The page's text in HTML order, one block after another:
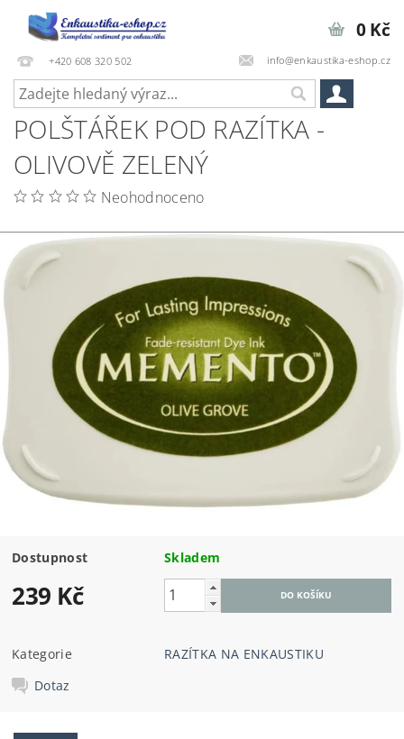
+420 608 320 502 info@enkaustika-eshop.cz
0 Kč
POLŠTÁŘEK POD RAZÍTKA -
OLIVOVĚ ZELENÝ
Neohodnoceno
Dostupnost Skladem
239 Kč
Kategorie
RAZÍTKA NA ENKAUSTIKU
Dotaz